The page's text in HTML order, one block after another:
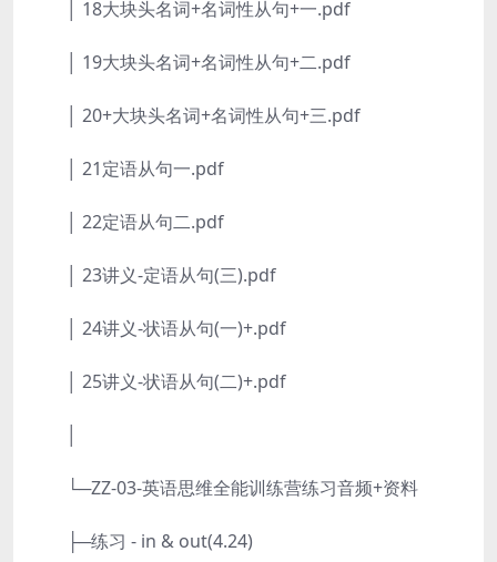
│ 18大块头名词+名词性从句+一.pdf
│ 19大块头名词+名词性从句+二.pdf
│ 20+大块头名词+名词性从句+三.pdf
│ 21定语从句一.pdf
│ 22定语从句二.pdf
│ 23讲义-定语从句(三).pdf
│ 24讲义-状语从句(一)+.pdf
│ 25讲义-状语从句(二)+.pdf
└─ZZ-03-英语思维全能训练营练习音频+资料
├─练习 - in & out(4.24)